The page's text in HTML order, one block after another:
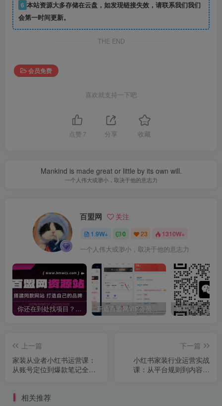
6 本站资源大多存储在云盘，如发现链接失效，请联系我们我们
会第一时间更新。
THE END
会员免费
喜欢就支持一下吧
点赞 7 分享 收藏
Mankind is made great or little by its own will.
一个人伟大或渺小，取决于他的意志力
百盟网 关注
1.9W+ 0 23 1310W+
一个人伟大或渺小，取决于他的意志力
你还在到处找项目？还在当韭菜？我靠卖项目一个月收入5万+，曾经我也是个失败者。 开通百盟网VIP会员，尊享全站资源免费下载，享70%的推广提成！！【限时五折优惠】
上一篇
家装从业者小红书运营课：
从账号定位到爆款笔记全流
下一篇
小红书家装行业运营实战
课：从平台规则到内容制
相关推荐